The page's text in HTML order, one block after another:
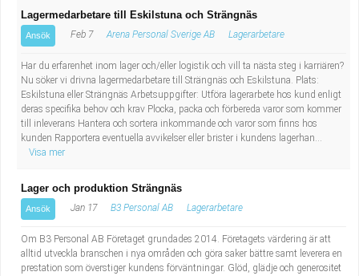
Lagermedarbetare till Eskilstuna och Strängnäs
Ansök Feb 7 Arena Personal Sverige AB Lagerarbetare
Har du erfarenhet inom lager och/eller logistik och vill ta nästa steg i karriären?
Nu söker vi drivna lagermedarbetare till Strängnäs och Eskilstuna. Plats:
Eskilstuna eller Strängnäs Arbetsuppgifter: Utföra lagerarbete hos kund enligt
deras specifika behov och krav Plocka, packa och förbereda varor som kommer
till inleverans Hantera och sortera inkommande och varor som finns hos
kunden Rapportera eventuella avvikelser eller brister i kundens lagerhan...
Visa mer
Lager och produktion Strängnäs
Ansök Jan 17 B3 Personal AB Lagerarbetare
Om B3 Personal AB Företaget grundades 2014. Företagets värdering är att
alltid utveckla branschen i nya områden och göra saker bättre samt leverera en
prestation som överstiger kundens förväntningar. Glöd, glädje och generositet